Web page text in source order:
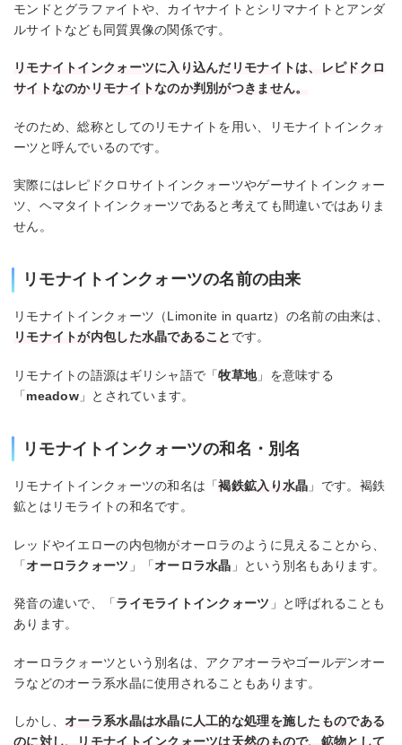
モンドとグラファイトや、カイヤナイトとシリマナイトとアンダ
ルサイトなども同質異像の関係です。
リモナイトインクォーツに入り込んだリモナイトは、レピドクロ
サイトなのかリモナイトなのか判別がつきません。
そのため、総称としてのリモナイトを用い、リモナイトインクォ
ーツと呼んでいるのです。
実際にはレピドクロサイトインクォーツやゲーサイトインクォー
ツ、ヘマタイトインクォーツであると考えても間違いではありま
せん。
リモナイトインクォーツの名前の由来
リモナイトインクォーツ（Limonite in quartz）の名前の由来は、
リモナイトが内包した水晶であること です。
リモナイトの語源はギリシャ語で「牧草地」を意味する
「meadow」とされています。
リモナイトインクォーツの和名・別名
リモナイトインクォーツの和名は「褐鉄鉱入り水晶 」です。褐鉄
鉱とはリモライトの和名です。
レッドやイエローの内包物がオーロラのように見えることから、
「オーロラクォーツ 」「オーロラ水晶 」という別名もあります。
発音の違いで、「ライモライトインクォーツ 」と呼ばれることも
あります。
オーロラクォーツという別名は、アクアオーラやゴールデンオー
ラなどのオーラ系水晶に使用されることもあります。
しかし、オーラ系水晶は水晶に人工的な処理を施したものである
のに対し、リモナイトインクォーツは天然のもので、鉱物として